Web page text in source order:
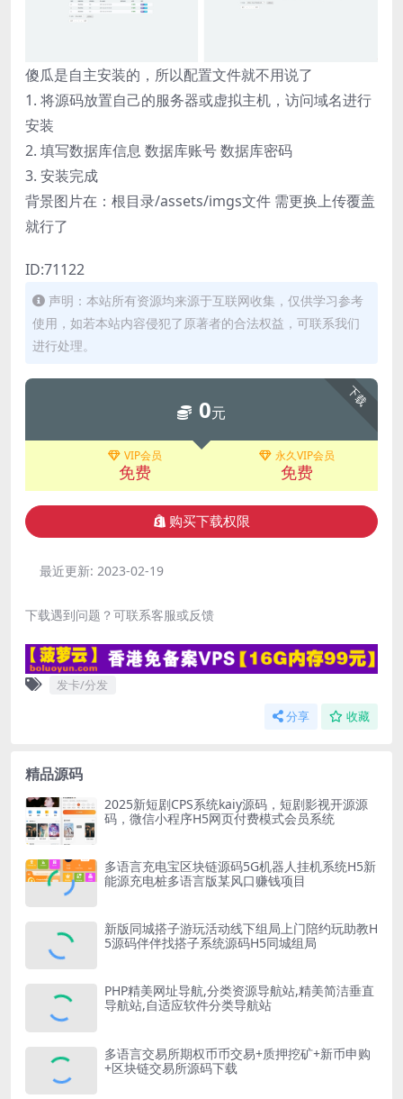
傻瓜是自主安装的，所以配置文件就不用说了
1. 将源码放置自己的服务器或虚拟主机，访问域名进行
安装
2. 填写数据库信息 数据库账号 数据库密码
3. 安装完成
背景图片在：根目录/assets/imgs文件 需更换上传覆盖
就行了
ID:71122
声明：本站所有资源均来源于互联网收集，仅供学习参考
使用，如若本站内容侵犯了原著者的合法权益，可联系我们
进行处理。
下载
0元
VIP会员
免费
永久VIP会员
免费
购买下载权限
最近更新: 2023-02-19
下载遇到问题？可联系客服或反馈
发卡/分发
分享 收藏
精品源码
2025新短剧CPS系统kaiy源码，短剧影视开源源
码，微信小程序H5网页付费模式会员系统
多语言充电宝区块链源码5G机器人挂机系统H5新
能源充电桩多语言版某风口赚钱项目
新版同城搭子游玩活动线下组局上门陪约玩助教H
5源码伴伴找搭子系统源码H5同城组局
PHP精美网址导航,分类资源导航站,精美简洁垂直
导航站,自适应软件分类导航站
多语言交易所期权币币交易+质押挖矿+新币申购
+区块链交易所源码下载